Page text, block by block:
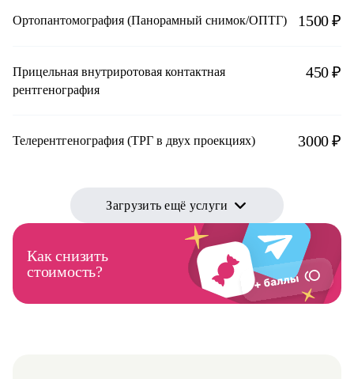
Ортопантомография (Панорамный снимок/ОПТГ) 1500 ₽
Прицельная внутриротовая контактная
рентгенография
450 ₽
Телерентгенография (ТРГ в двух проекциях) 3000 ₽
Загрузить ещё услуги
Как снизить
стоимость?